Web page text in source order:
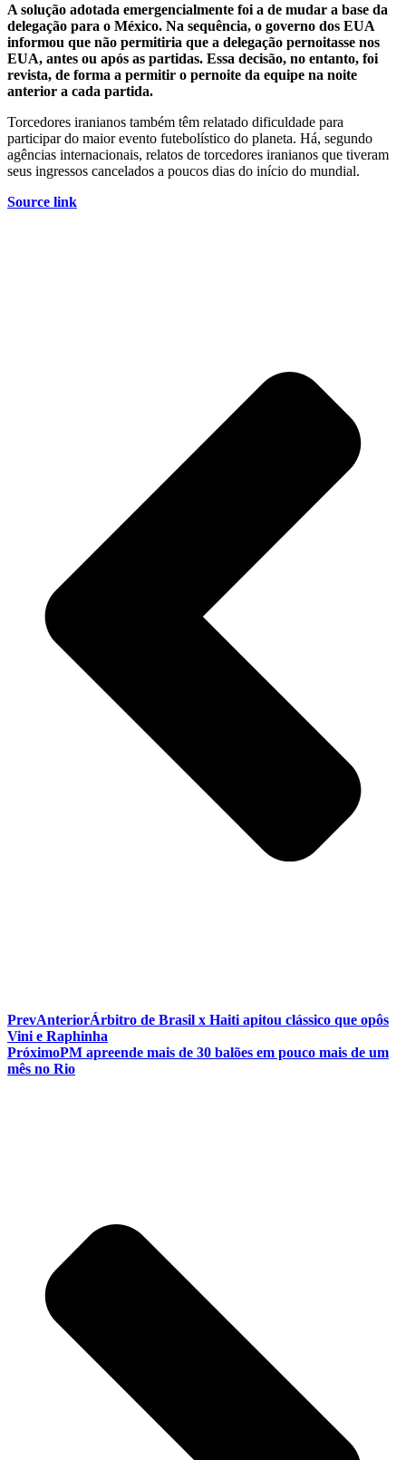
A solução adotada emergencialmente foi a de mudar a base da
delegação para o México. Na sequência, o governo dos EUA
informou que não permitiria que a delegação pernoitasse nos
EUA, antes ou após as partidas. Essa decisão, no entanto, foi
revista, de forma a permitir o pernoite da equipe na noite
anterior a cada partida.
Torcedores iranianos também têm relatado dificuldade para
participar do maior evento futebolístico do planeta. Há, segundo
agências internacionais, relatos de torcedores iranianos que tiveram
seus ingressos cancelados a poucos dias do início do mundial.
Source link
PrevAnteriorÁrbitro de Brasil x Haiti apitou clássico que opôs
Vini e Raphinha
PróximoPM apreende mais de 30 balões em pouco mais de um
mês no Rio